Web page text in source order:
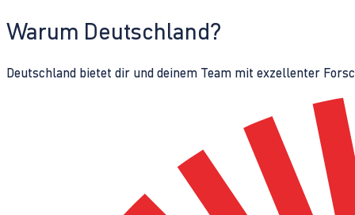
Warum Deutschland?
Deutschland bietet dir und deinem Team mit exzellenter